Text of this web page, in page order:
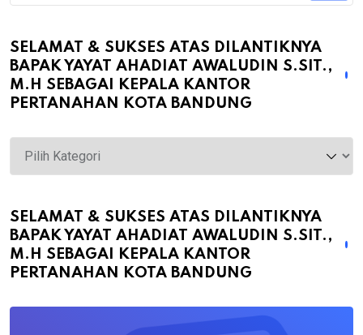
SELAMAT & SUKSES ATAS DILANTIKNYA
BAPAK YAYAT AHADIAT AWALUDIN S.SIT.,
M.H SEBAGAI KEPALA KANTOR
PERTANAHAN KOTA BANDUNG
Selamat
&
atas
Dilantiknya
Bapak
Ahadiat
SELAMAT & SUKSES ATAS DILANTIKNYA
BAPAK YAYAT AHADIAT AWALUDIN S.SIT.,
M.H SEBAGAI KEPALA KANTOR
PERTANAHAN KOTA BANDUNG